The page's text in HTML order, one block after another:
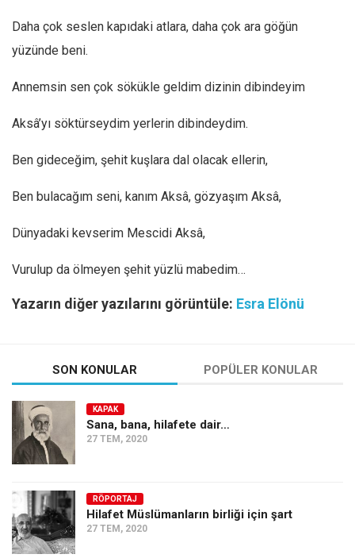
Daha çok seslen kapıdaki atlara, daha çok ara göğün
yüzünde beni.
Annemsin sen çok sökükle geldim dizinin dibindeyim
Aksâ’yı söktürseydim yerlerin dibindeydim.
Ben gideceğim, şehit kuşlara dal olacak ellerin,
Ben bulacağım seni, kanım Aksâ, gözyaşım Aksâ,
Dünyadaki kevserim Mescidi Aksâ,
Vurulup da ölmeyen şehit yüzlü mabedim…
Yazarın diğer yazılarını görüntüle: Esra Elönü
SON KONULAR POPÜLER KONULAR
KAPAK
Sana, bana, hilafete dair…
27 TEM, 2020
RÖPORTAJ
Hilafet Müslümanların birliği için şart
27 TEM, 2020